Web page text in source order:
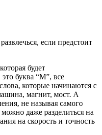
будет
буква “М”, все
которые начинаются с
магнит, мост. А
не называя самого
даже разделиться на
на скорость и точность